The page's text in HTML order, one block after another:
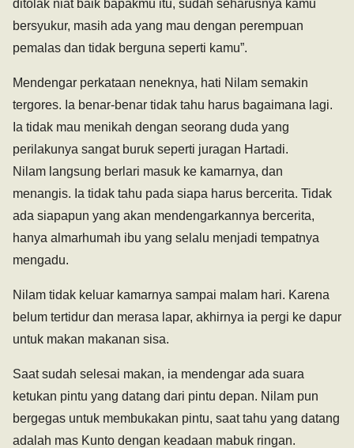
ditolak niat baik bapakmu itu, sudah seharusnya kamu
bersyukur, masih ada yang mau dengan perempuan
pemalas dan tidak berguna seperti kamu”.
Mendengar perkataan neneknya, hati Nilam semakin
tergores. Ia benar-benar tidak tahu harus bagaimana lagi.
Ia tidak mau menikah dengan seorang duda yang
perilakunya sangat buruk seperti juragan Hartadi.
Nilam langsung berlari masuk ke kamarnya, dan
menangis. Ia tidak tahu pada siapa harus bercerita. Tidak
ada siapapun yang akan mendengarkannya bercerita,
hanya almarhumah ibu yang selalu menjadi tempatnya
mengadu.
Nilam tidak keluar kamarnya sampai malam hari. Karena
belum tertidur dan merasa lapar, akhirnya ia pergi ke dapur
untuk makan makanan sisa.
Saat sudah selesai makan, ia mendengar ada suara
ketukan pintu yang datang dari pintu depan. Nilam pun
bergegas untuk membukakan pintu, saat tahu yang datang
adalah mas Kunto dengan keadaan mabuk ringan.